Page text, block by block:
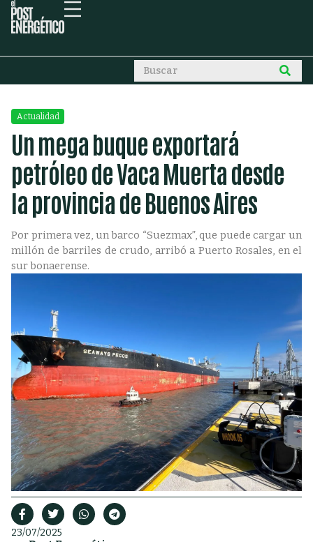
Actualidad
Un mega buque exportará
petróleo de Vaca Muerta desde
la provincia de Buenos Aires
Por primera vez, un barco “Suezmax”, que puede cargar un
millón de barriles de crudo, arribó a Puerto Rosales, en el
sur bonaerense.
23/07/2025